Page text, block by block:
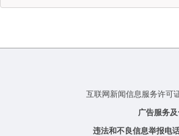
互联网新闻信息服务许可
广告服务及
违法和不良信息举报电话